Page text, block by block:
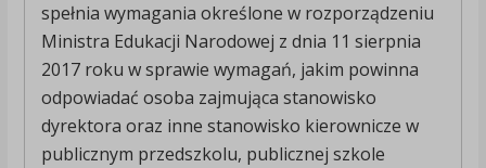
spełnia wymagania określone w rozporządzeniu
Ministra Edukacji Narodowej z dnia 11 sierpnia
2017 roku w sprawie wymagań, jakim powinna
odpowiadać osoba zajmująca stanowisko
dyrektora oraz inne stanowisko kierownicze w
publicznym przedszkolu, publicznej szkole